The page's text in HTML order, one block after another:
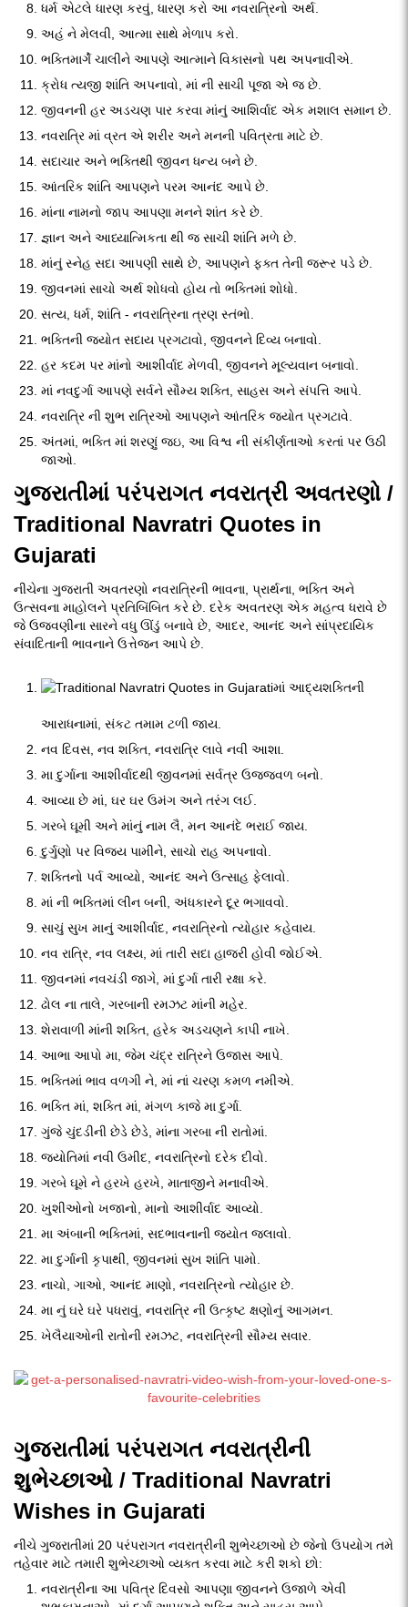
ધર્મ એટલે ધારણ કરવું, ધારણ કરો આ નવરાત્રિનો અર્થ.
અહં ને મેલવી, આત્મા સાથે મેળાપ કરો.
ભક્તિમાર્ગે ચાલીને આપણે આત્માને વિકાસનો પથ અપનાવીએ.
ક્રોધ ત્યજી શાંતિ અપનાવો, માં ની સાચી પૂજા એ જ છે.
જીવનની હર અડચણ પાર કરવા માંનું આશિર્વાદ એક મશાલ સમાન છે.
નવરાત્રિ માં વ્રત એ શરીર અને મનની પવિત્રતા માટે છે.
સદાચાર અને ભક્તિથી જીવન ધન્ય બને છે.
આંતરિક શાંતિ આપણને પરમ આનંદ આપે છે.
માંના નામનો જાપ આપણા મનને શાંત કરે છે.
જ્ઞાન અને આધ્યાત્મિકતા થી જ સાચી શાંતિ મળે છે.
માંનું સ્નેહ સદા આપણી સાથે છે, આપણને ફક્ત તેની જરૂર પડે છે.
જીવનમાં સાચો અર્થ શોધવો હોય તો ભક્તિમાં શોધો.
સત્ય, ધર્મ, શાંતિ - નવરાત્રિના ત્રણ સ્તંભો.
ભક્તિની જ્યોત સદાય પ્રગટાવો, જીવનને દિવ્ય બનાવો.
હર કદમ પર માંનો આશીર્વાદ મેળવી, જીવનને મૂલ્યવાન બનાવો.
માં નવદુર્ગા આપણે સર્વને સૌમ્ય શક્તિ, સાહસ અને સંપત્તિ આપે.
નવરાત્રિ ની શુભ રાત્રિઓ આપણને આંતરિક જ્યોત પ્રગટાવે.
અંતમાં, ભક્તિ માં શરણું જઇ, આ વિશ્વ ની સંકીર્ણતાઓ કરતાં પર ઉઠી
જાઓ.
ગુજરાતીમાં પરંપરાગત નવરાત્રી અવતરણો /
Traditional Navratri Quotes in
Gujarati
નીચેના ગુજરાતી અવતરણો નવરાત્રિની ભાવના, પ્રાર્થના, ભક્તિ અને
ઉત્સવના માહોલને પ્રતિબિંબિત કરે છે. દરેક અવતરણ એક મહત્વ ધરાવે છે
જે ઉજવણીના સારને વધુ ઊંડું બનાવે છે, આદર, આનંદ અને સાંપ્રદાયિક
સંવાદિતાની ભાવનાને ઉત્તેજન આપે છે.
માં આદ્યશક્તિની
આરાધનામાં, સંકટ તમામ ટળી જાય.
નવ દિવસ, નવ શક્તિ, નવરાત્રિ લાવે નવી આશા.
મા દુર્ગાના આશીર્વાદથી જીવનમાં સર્વત્ર ઉજ્જવળ બનો.
આવ્યા છે માં, ઘર ઘર ઉમંગ અને તરંગ લઈ.
ગરબે ઘૂમી અને માંનું નામ લૈ, મન આનંદે ભરાઈ જાય.
દુર્ગુણો પર વિજય પામીને, સાચો રાહ અપનાવો.
શક્તિનો પર્વ આવ્યો, આનંદ અને ઉત્સાહ ફેલાવો.
માં ની ભક્તિમાં લીન બની, અંધકારને દૂર ભગાવવો.
સાચું સુખ માનું આશીર્વાદ, નવરાત્રિનો ત્યોહાર કહેવાય.
નવ રાત્રિ, નવ લક્ષ્ય, માં તારી સદા હાજરી હોવી જોઈએ.
જીવનમાં નવચંડી જાગે, માં દુર્ગા તારી રક્ષા કરે.
ઢોલ ના તાલે, ગરબાની રમઝટ માંની મહેર.
શેરાવાળી માંની શક્તિ, હરેક અડચણને કાપી નાખે.
આભા આપો મા, જેમ ચંદ્ર રાત્રિને ઉજાસ આપે.
ભક્તિમાં ભાવ વળગી ને, માં નાં ચરણ કમળ નમીએ.
ભક્તિ માં, શક્તિ માં, મંગળ કાજે મા દુર્ગા.
ગુંજે ચુંદડીની છેડે છેડે, માંના ગરબા ની રાતોમાં.
જયોતિમાં નવી ઉમીદ, નવરાત્રિનો દરેક દીવો.
ગરબે ઘૂમે ને હરખે હરખે, માતાજીને મનાવીએ.
ખુશીઓનો ખજાનો, માનો આશીર્વાદ આવ્યો.
મા અંબાની ભક્તિમાં, સદભાવનાની જ્યોત જલાવો.
મા દુર્ગાની કૃપાથી, જીવનમાં સુખ શાંતિ પામો.
નાચો, ગાઓ, આનંદ માણો, નવરાત્રિનો ત્યોહાર છે.
મા નું ઘરે ઘરે પધરાવું, નવરાત્રિ ની ઉત્કૃષ્ટ ક્ષણોનું આગમન.
ખેલૈયાઓની રાતોની રમઝટ, નવરાત્રિની સૌમ્ય સવાર.
ગુજરાતીમાં પરંપરાગત નવરાત્રીની
શુભેચ્છાઓ / Traditional Navratri
Wishes in Gujarati
નીચે ગુજરાતીમાં 20 પરંપરાગત નવરાત્રીની શુભેચ્છાઓ છે જેનો ઉપયોગ તમે
તહેવાર માટે તમારી શુભેચ્છાઓ વ્યક્ત કરવા માટે કરી શકો છો:
નવરાત્રીના આ પવિત્ર દિવસો આપણા જીવનને ઉજાળે એવી